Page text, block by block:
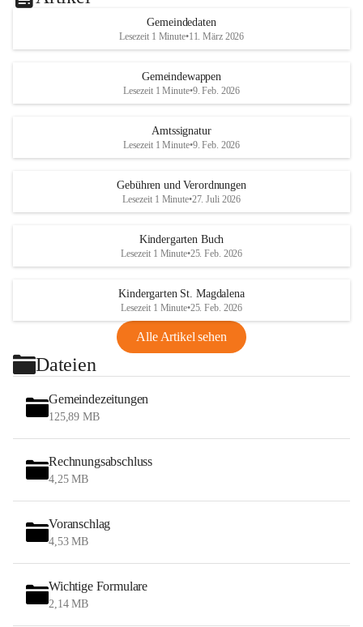
Gemeindedaten
Lesezeit 1 Minute•11. März 2026
Gemeindewappen
Lesezeit 1 Minute•9. Feb. 2026
Amtssignatur
Lesezeit 1 Minute•9. Feb. 2026
Gebühren und Verordnungen
Lesezeit 1 Minute•27. Juli 2026
Kindergarten Buch
Lesezeit 1 Minute•25. Feb. 2026
Kindergarten St. Magdalena
Lesezeit 1 Minute•25. Feb. 2026
Alle Artikel sehen
Dateien
Gemeindezeitungen
125,89 MB
Rechnungsabschluss
4,25 MB
Voranschlag
4,53 MB
Wichtige Formulare
2,14 MB